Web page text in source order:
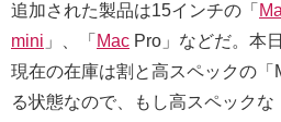
追加された製品は15インチの「
mini 」、「 Mac Pro」などだ。本
現在の在庫は割と高スペックの
る状態なので、もし高スペックな